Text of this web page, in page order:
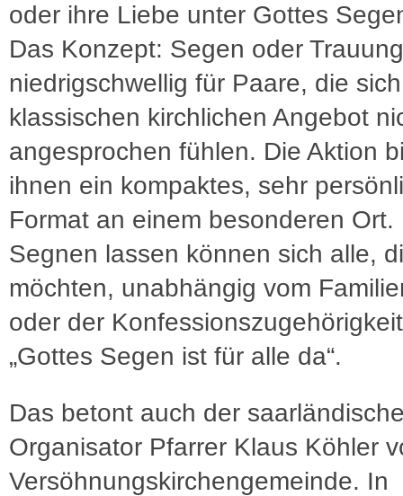
oder ihre Liebe unter Gottes
Das Konzept: Segen oder
niedrigschwellig für Paare, die
klassischen kirchlichen Angebot
angesprochen fühlen. Die Aktion
ihnen ein kompaktes, sehr
Format an einem besonderen Ort.
Segnen lassen können sich alle,
möchten, unabhängig vom
oder der
„Gottes Segen ist für alle da“.
Das betont auch der
Organisator Pfarrer Klaus Köhler
Versöhnungskirchengemeinde. In